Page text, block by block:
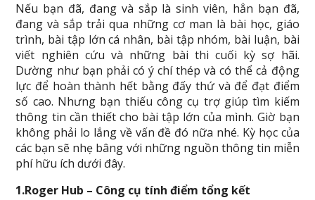
Nếu bạn đã, đang và sắp là sinh viên, hẳn bạn đã,
đang và sắp trải qua những cơ man là bài học, giáo
trình, bài tập lớn cá nhân, bài tập nhóm, bài luận, bài
viết nghiên cứu và những bài thi cuối kỳ sợ hãi.
Dường như bạn phải có ý chí thép và có thể cả động
lực để hoàn thành hết bằng đấy thứ và để đạt điểm
số cao. Nhưng bạn thiếu công cụ trợ giúp tìm kiếm
thông tin cần thiết cho bài tập lớn của mình. Giờ bạn
không phải lo lắng về vấn đề đó nữa nhé. Kỳ học của
các bạn sẽ nhẹ bâng với những nguồn thông tin miễn
phí hữu ích dưới đây.
1.Roger Hub – Công cụ tính điểm tổng kết